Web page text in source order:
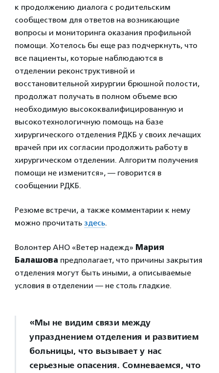
к продолжению диалога с родительским
сообществом для ответов на возникающие
вопросы и мониторинга оказания профильной
помощи. Хотелось бы еще раз подчеркнуть, что
все пациенты, которые наблюдаются в
отделении реконструктивной и
восстановительной хирургии брюшной полости,
продолжат получать в полном объеме всю
необходимую высококвалифицированную и
высокотехнологичную помощь на базе
хирургического отделения РДКБ у своих лечащих
врачей при их согласии продолжить работу в
хирургическом отделении. Алгоритм получения
помощи не изменится», — говорится в
сообщении РДКБ.
Резюме встречи, а также комментарии к нему
можно прочитать здесь.
Волонтер АНО «Ветер надежд» Мария
Балашова предполагает, что причины закрытия
отделения могут быть иными, а описываемые
условия в отделении — не столь гладкие.
«Мы не видим связи между
упразднением отделения и развитием
больницы, что вызывает у нас
серьезные опасения. Сомневаемся, что